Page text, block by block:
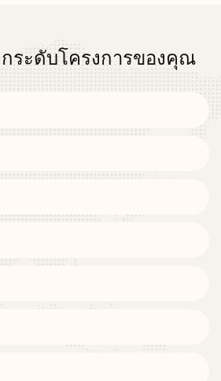
กระดับโครงการของคุณ